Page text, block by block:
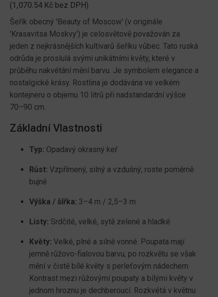
(1,070.54 Kč bez DPH)
Šeřík obecný 'Beauty of Moscow' (v originále
'Krasavitsa Moskvy') je celosvětově považován za
jeden z nejkrásnějších kultivarů šeříku vůbec. Tato ruská
odrůda je proslulá svými unikátními květy, které v
průběhu nakvétání mění barvu. Je symbolem elegance a
nostalgické krásy. Rostlina je dodávána ve velkém
kontejneru o objemu 10 litrů při nadstandardní výšce
70–90 cm.
Základní Vlastnosti
Typ: Opadavý okrasný keř
Růst: Vzpřímený, silný a vzdušný; roste poměrně
bujně
Výška / šířka: 3–4 m / 2,5–3 m
Listy: Srdčité, velké, sytě zelené a hladké
Květy: Velké, plné a silně vonné. Poupata mají
jemně růžovo-fialovou barvu, po rozkvětu se však
mění v čistě bílé květy s perleťovým nádechem.
Kontrast mezi růžovými poupaty a bílými květy v
jednom hroznu je dechberoucí. Rozkvétá v květnu